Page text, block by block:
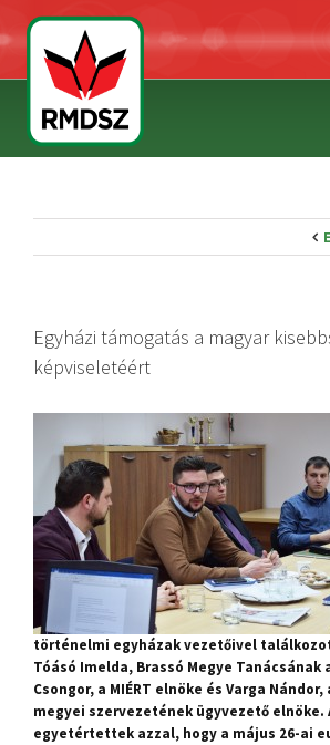
Egyházi támogatás a magyar
képviseletéért
történelmi egyházak vezetőivel
Tóásó Imelda, Brassó Megye
Csongor, a MIÉRT elnöke és Varga Nándor,
megyei szervezetének ügyvezető elnöke.
egyetértettek azzal, hogy a május 26-ai